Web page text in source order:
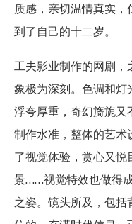
质感，亲切温情真实
到了自己的十二岁。
工夫影业制作的网剧，
象极为深刻。色调和灯
浮夸厚重，奇幻旖旎又
制作水准，整体的艺
了视觉体验，赏心又悦
景……视觉特效也做得
之姿。镜头所及，包